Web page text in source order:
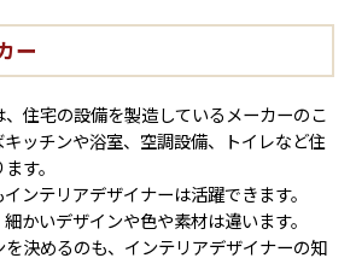
ー
住宅の設備を製造しているメーカーのこ
ッチンや浴室、空調設備、トイレなど住
す。
ンテリアデザイナーは活躍できます。
かいデザインや色や素材は違います。
決めるのも、インテリアデザイナーの知